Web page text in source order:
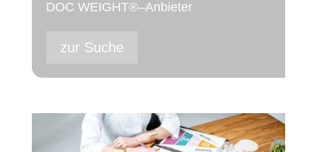
DOC WEIGHT®–Anbieter
zur Suche